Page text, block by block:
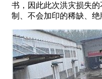
书，因此此次洪灾损失
制、不会加印的稀缺、绝